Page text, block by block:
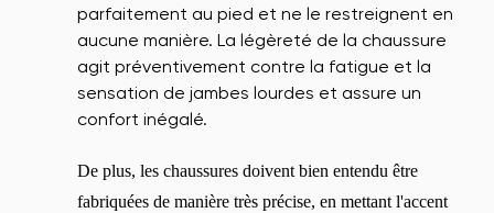
parfaitement au pied et ne le restreignent en
aucune manière. La légèreté de la chaussure
agit préventivement contre la fatigue et la
sensation de jambes lourdes et assure un
confort inégalé.
De plus, les chaussures doivent bien entendu être
fabriquées de manière très précise, en mettant l'accent